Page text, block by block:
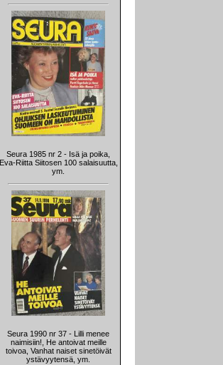
Seura 1985 nr 2 - Isä ja poika,
Eva-Riitta Siitosen 100 salaisuutta,
ym.
Seura 1990 nr 37 - Lilli menee
naimisiin!, He antoivat meille
toivoa, Vanhat naiset sinetöivät
ystävyytensä, ym.